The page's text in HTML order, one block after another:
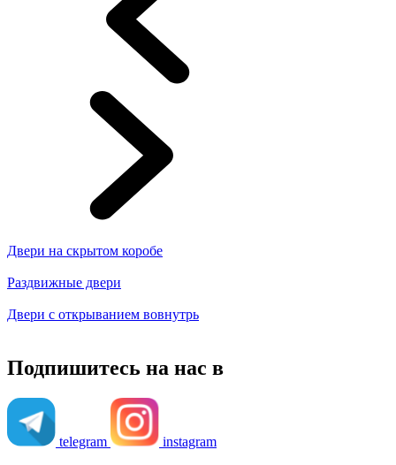
Двери на скрытом коробе
Раздвижные двери
Двери с открыванием вовнутрь
Подпишитесь на нас в
telegram
instagram